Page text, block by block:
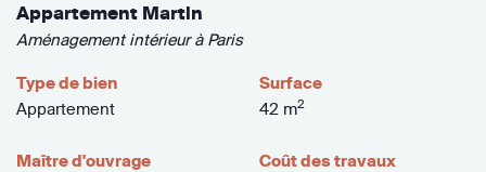
Appartement Martin
Aménagement intérieur à Paris
Type de bien
Appartement
Surface
42 m2
Maître d'ouvrage
Coût des travaux